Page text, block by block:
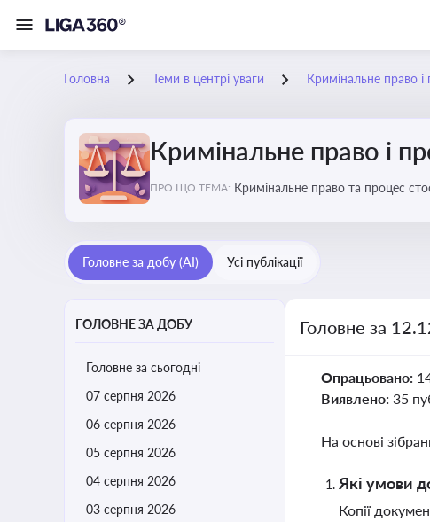
Головна Теми в центрі уваги Кримінальне право і
Кримінальне право і
ПРО ЩО ТЕМА: Кримінальне право та процес
Головне за добу (AI) Усі публікації
ГОЛОВНЕ ЗА ДОБУ
Головне за сьогодні
07 серпня 2026
06 серпня 2026
05 серпня 2026
04 серпня 2026
03 серпня 2026
Головне за
Опрацьовано:
Виявлено: 35
На основі
Які умови
Копії